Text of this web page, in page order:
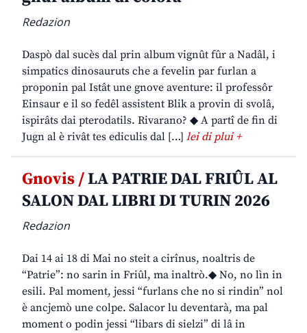
Redazion
Daspò dal sucès dal prin album vignût fûr a Nadâl, i
simpatics dinosauruts che a fevelin par furlan a
proponin pal Istât une gnove aventure: il professôr
Einsaur e il so fedêl assistent Blik a provin di svolâ,
ispirâts dai pterodatils. Rivarano? ◆ A partî de fin di
Jugn al è rivât tes ediculis dal […] lei di plui +
Gnovis /LA PATRIE DAL FRIÛL AL
SALON DAL LIBRI DI TURIN 2026
Redazion
Dai 14 ai 18 di Mai no steit a cirînus, noaltris de
“Patrie”: no sarin in Friûl, ma inaltrò.◆ No, no lìn in
esili. Pal moment, jessi “furlans che no si rindin” nol
è ancjemò une colpe. Salacor lu deventarà, ma pal
moment o podin jessi “libars di sielzi” di lâ in